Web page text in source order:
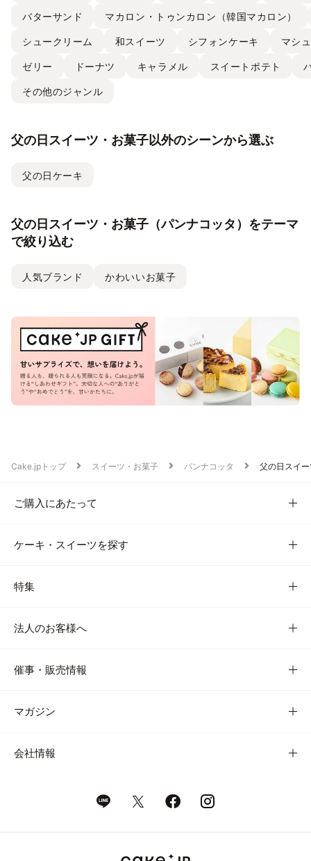
バターサンド マカロン・トゥンカロン（韓国マカロン）
シュークリーム 和スイーツ シフォンケーキ マシ
ゼリー ドーナツ キャラメル スイートポテト
その他のジャンル
父の日スイーツ・お菓子以外のシーンから選ぶ
父の日ケーキ
父の日スイーツ・お菓子（パンナコッタ）をテーマ
で絞り込む
人気ブランド かわいいお菓子
Cake.jpトップ スイーツ・お菓子 パンナコッタ 父の日スイ
ご購入にあたって
ケーキ・スイーツを探す
特集
法人のお客様へ
催事・販売情報
マガジン
会社情報